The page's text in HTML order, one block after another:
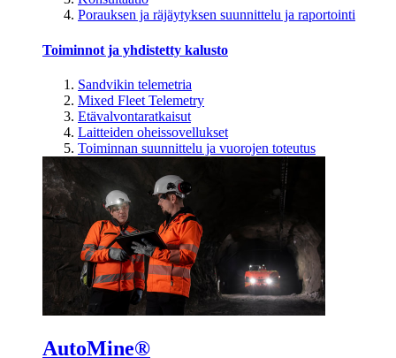
Porauksen ja räjäytyksen suunnittelu ja raportointi
Toiminnot ja yhdistetty kalusto
Sandvikin telemetria
Mixed Fleet Telemetry
Etävalvontaratkaisut
Laitteiden oheissovellukset
Toiminnan suunnittelu ja vuorojen toteutus
AutoMine®